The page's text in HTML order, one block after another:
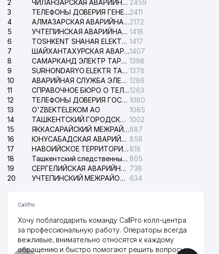
2 ЧИЛАНЗАРСКАЯ АВАРИЙНАЯ СЛУЖБА ЭЛЕКТРОСЕТИ 2459
3
ТЕЛЕФОНЫ ДОВЕРИЯ ГЕНЕРАЛЬНОЙ ПРОКУРАТУРЫ РЕСПУБЛИКИ УЗБЕКИСТАН2411
4
АЛМАЗАРСКАЯ АВАРИЙНАЯ СЛУЖБА ЭЛЕКТРОСЕТИ2172
5
УЧТЕПИНСКАЯ АВАРИЙНАЯ СЛУЖБА ЭЛЕКТРОСЕТИ 1418
6
TOSHKENT SHAHAR ELEKTR TARMOQLARI KORXONASI АО 1417
7
ШАЙХАНТАХУРСКАЯ АВАРИЙНАЯ СЛУЖБА ЭЛЕКТРОСЕТИ1407
8
САМАРКАНД ЭЛЕКТР ТАРМОКЛАРИ АО 1398
9
SURHONDARYO ELEKTR TARMOKLARI АО 1378
10
АВАРИЙНАЯ СЛУЖБА ЭЛЕКТРОСЕТИ ТАШКЕНТСКОГО РАЙОНА 1286
11
СПРАВОЧНОЕ БЮРО О ТЕЛЕФОНАХ ОРГАНИЗАЦИЙ г. ТАШКЕНТА1263
12
ТЕЛЕФОНЫ ДОВЕРИЯ ГОСУДАРСТВЕННОГО ЦЕНТРА ТЕСТИРОВАНИЯ 1080
13
O'ZBEKTELEKOM АО
1065
14
ТАШКЕНТСКИЙ ГОРОДСКОЙ СУД ПО ГРАЖДАНСКИМ ДЕЛАМ 1002
15
ЯККАСАРАЙСКИЙ МЕЖРАЙОННЫЙ СУД ПО ГРАЖДАНСКИМ ДЕЛАМ887
16
ЮНУСАБАДСКАЯ АВАРИЙНАЯ СЛУЖБА ЭЛЕКТРОСЕТИ 858
17
НАВОИЙСКОЕ ТЕРРИТОРИАЛЬНОЕ ПРЕДПРИЯТИЕ ЭЛЕКТРОСЕТИ АО 818
18
Ташкентский следственный изолятор 805
19
СЕРГЕЛИЙСКАЯ АВАРИЙНАЯ СЛУЖБА ЭЛЕКТРОСЕТИ 738
20
УЧТЕПИНСКИЙ МЕЖРАЙОННЫЙ СУД ПО ГРАЖДАНСКИМ ДЕЛАМ 634
CallPro
Хочу поблагодарить команду CallPro колл-центра
за профессиональную работу. Операторы всегда
вежливые, внимательно относятся к каждому
обращению и быстро помогают решить вопросы.